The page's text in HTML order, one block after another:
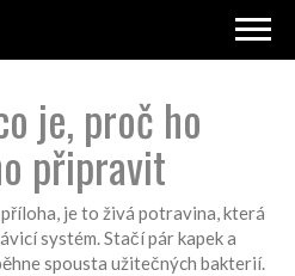
je, proč ho
připravit
je to živá potravina, která
systém. Stačí pár kapek a
spousta užitečných bakterií.